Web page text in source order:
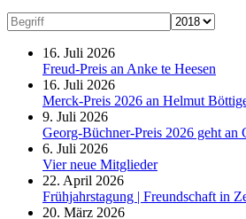
16. Juli 2026
Freud-Preis an Anke te Heesen
16. Juli 2026
Merck-Preis 2026 an Helmut
9. Juli 2026
Georg-Büchner-Preis 2026 geht an
6. Juli 2026
Vier neue Mitglieder
22. April 2026
Frühjahrstagung | Freundschaft in
20. März 2026